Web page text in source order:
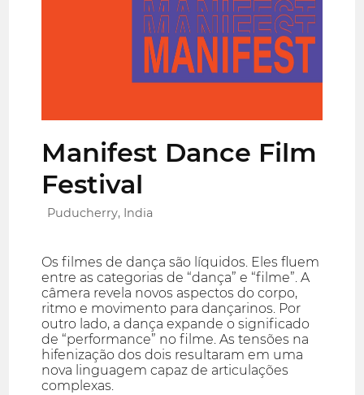
Manifest Dance Film
Festival
Puducherry, India
Os filmes de dança são líquidos. Eles fluem
entre as categorias de “dança” e “filme”. A
câmera revela novos aspectos do corpo,
ritmo e movimento para dançarinos. Por
outro lado, a dança expande o significado
de “performance” no filme. As tensões na
hifenização dos dois resultaram em uma
nova linguagem capaz de articulações
complexas.